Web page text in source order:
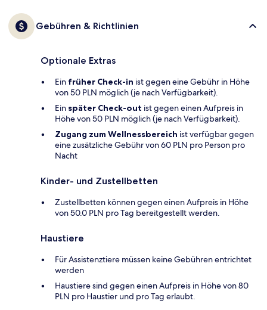
Gebühren & Richtlinien
Optionale Extras
Ein früher Check-in ist gegen eine Gebühr in Höhe
von 50 PLN möglich (je nach Verfügbarkeit).
Ein später Check-out ist gegen einen Aufpreis in
Höhe von 50 PLN möglich (je nach Verfügbarkeit).
Zugang zum Wellnessbereich ist verfügbar gegen
eine zusätzliche Gebühr von 60 PLN pro Person pro
Nacht
Kinder- und Zustellbetten
Zustellbetten können gegen einen Aufpreis in Höhe
von 50.0 PLN pro Tag bereitgestellt werden.
Haustiere
Für Assistenztiere müssen keine Gebühren entrichtet
werden
Haustiere sind gegen einen Aufpreis in Höhe von 80
PLN pro Haustier und pro Tag erlaubt.